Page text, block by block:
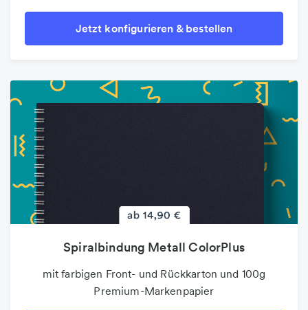
Jetzt konfigurieren & bestellen
Spiralbindung Metall ColorPlus
mit farbigen Front- und Rückkarton und 100g
Premium-Markenpapier